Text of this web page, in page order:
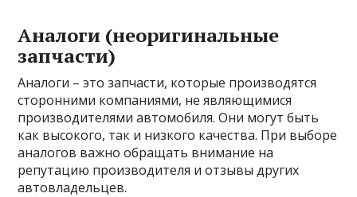
Аналоги (неоригинальные
запчасти)
Аналоги – это запчасти, которые производятся
сторонними компаниями, не являющимися
производителями автомобиля. Они могут быть
как высокого, так и низкого качества. При выборе
аналогов важно обращать внимание на
репутацию производителя и отзывы других
автовладельцев.